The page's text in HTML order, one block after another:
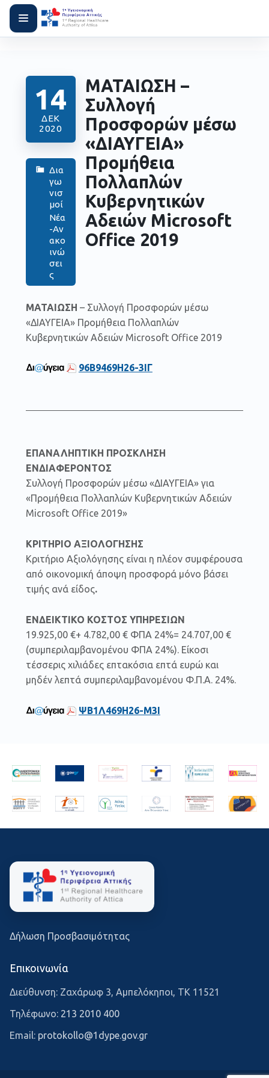
14
ΔΕΚ
2020
Δια
γω
νισ
μοί
Νέα
-Αν
ακο
ινώ
σει
ς
ΜΑΤΑΙΩΣΗ –
Συλλογή
Προσφορών μέσω
«ΔΙΑΥΓΕΙΑ»
Προμήθεια
Πολλαπλών
Κυβερνητικών
Αδειών Microsoft
Office 2019
ΜΑΤΑΙΩΣΗ – Συλλογή Προσφορών μέσω
«ΔΙΑΥΓΕΙΑ» Προμήθεια Πολλαπλών
Κυβερνητικών Αδειών Microsoft Office 2019
96Β9469Η26-3ΙΓ
ΕΠΑΝΑΛΗΠΤΙΚΗ ΠΡΟΣΚΛΗΣΗ
ΕΝΔΙΑΦΕΡΟΝΤΟΣ
Συλλογή Προσφορών μέσω «ΔΙΑΥΓΕΙΑ» για
«Προμήθεια Πολλαπλών Κυβερνητικών Αδειών
Microsoft Office 2019»
ΚΡΙΤΗΡΙΟ ΑΞΙΟΛΟΓΗΣΗΣ
Κριτήριο Αξιολόγησης είναι η πλέον συμφέρουσα
από οικονομική άποψη προσφορά μόνο βάσει
τιμής ανά είδος.
ΕΝΔΕΙΚΤΙΚΟ ΚΟΣΤΟΣ ΥΠΗΡΕΣΙΩΝ
19.925,00 €+ 4.782,00 € ΦΠΑ 24%= 24.707,00 €
(συμπεριλαμβανομένου ΦΠΑ 24%). Είκοσι
τέσσερις χιλιάδες επτακόσια επτά ευρώ και
μηδέν λεπτά συμπεριλαμβανομένου Φ.Π.Α. 24%.
ΨΒ1Λ469Η26-Μ3Ι
Δήλωση Προσβασιμότητας
Επικοινωνία
Διεύθυνση: Ζαχάρωφ 3, Αμπελόκηποι, ΤΚ 11521
Τηλέφωνο: 213 2010 400
Email: protokollo@1dype.gov.gr